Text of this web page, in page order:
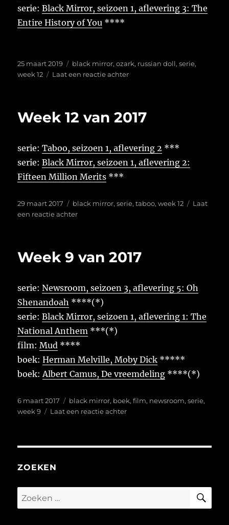
serie:Black Mirror, seizoen 1, aflevering 3: The
Entire History of You ****
Geplaatst
op
25 maart 2019 Tags
black mirror,ozark, russian doll,serie,
week 12
Laat een reactie achterop
2019
Week 12 van 2017
serie:Taboo, seizoen 1, aflevering 2 ***
serie:Black Mirror, seizoen 1, aflevering 2:
Fifteen Million Merits ***
Geplaatst
op
29 maart 2017 Tags
black mirror,serie,taboo,week 12
Laat
een reactie achterop
2017
Week 9 van 2017
serie:Newsroom, seizoen 3, aflevering 5: Oh
Shenandoah ****(*)
serie:Black Mirror, seizoen 1, aflevering 1: The
National Anthem ***(*)
film:Mud ****
boek:Herman Melville, Moby Dick *****
boek:Albert Camus, De vreemdeling ****(*)
Geplaatst
op
6 maart 2017 Tags
black mirror, boek,film, newsroom,serie,
week 9
Laat een reactie achterop
ZOEKEN
Zoeken
naar: